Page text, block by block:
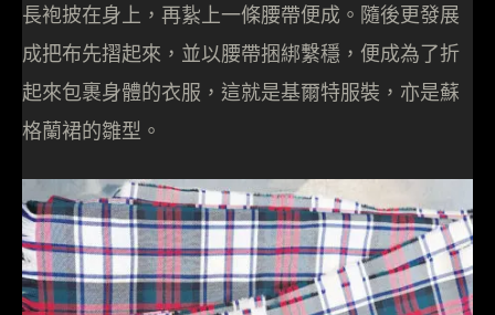
長袍披在身上，再紥上一條腰帶便成。隨後更發展
成把布先摺起來，並以腰帶捆綁繫穩，便成為了折
起來包裹身體的衣服，這就是基爾特服裝，亦是蘇
格蘭裙的雛型。